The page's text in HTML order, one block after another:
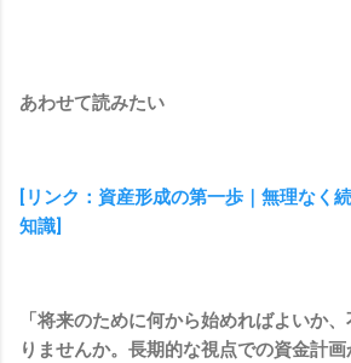
あわせて読みたい
[リンク：資産形成の第一歩｜無理なく
知識]
「将来のために何から始めればよいか
りませんか。長期的な視点での資金計